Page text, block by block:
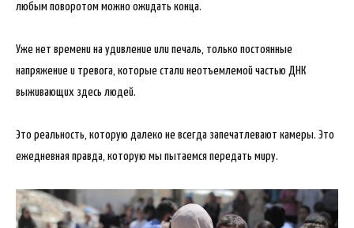
любым поворотом можно ожидать конца.
Уже нет времени на удивление или печаль, только постоянные
напряжение и тревога, которые стали неотъемлемой частью ДНК
выживающих здесь людей.
Это реальность, которую далеко не всегда запечатлевают камеры. Это
ежедневная правда, которую мы пытаемся передать миру.